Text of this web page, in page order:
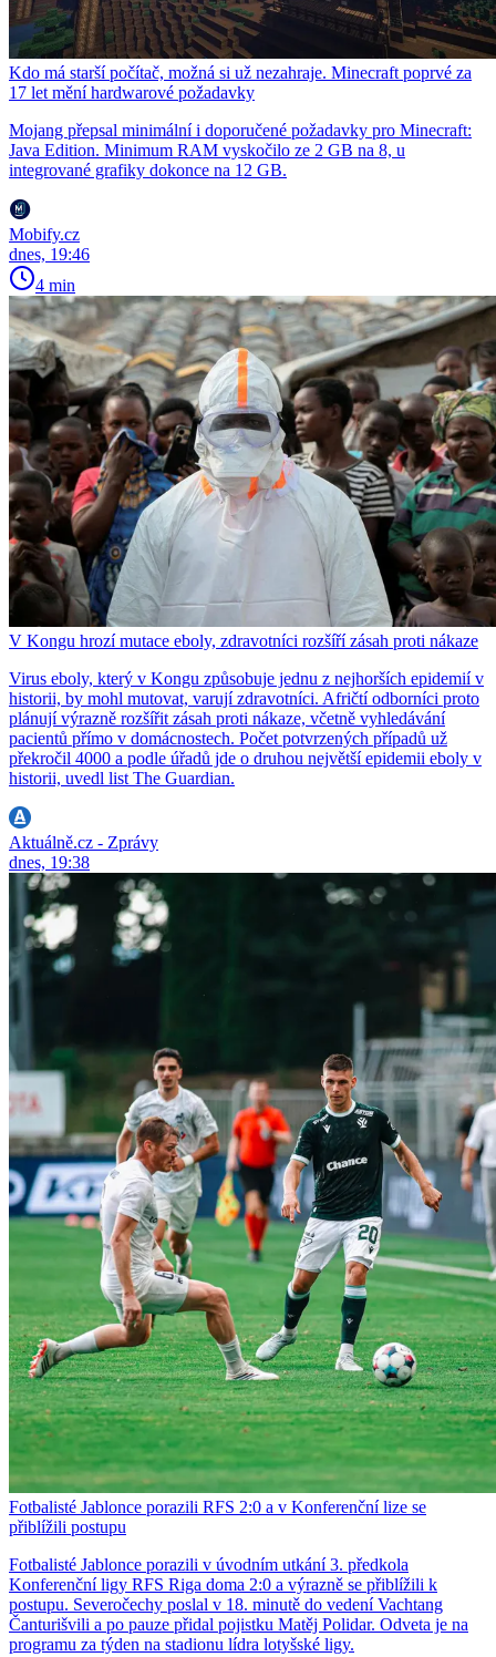
Kdo má starší počítač, možná si už nezahraje. Minecraft poprvé za
17 let mění hardwarové požadavky
Mojang přepsal minimální i doporučené požadavky pro Minecraft:
Java Edition. Minimum RAM vyskočilo ze 2 GB na 8, u
integrované grafiky dokonce na 12 GB.
Mobify.cz
dnes, 19:46
4 min
V Kongu hrozí mutace eboly, zdravotníci rozšíří zásah proti nákaze
Virus eboly, který v Kongu způsobuje jednu z nejhorších epidemií v
historii, by mohl mutovat, varují zdravotníci. Afričtí odborníci proto
plánují výrazně rozšířit zásah proti nákaze, včetně vyhledávání
pacientů přímo v domácnostech. Počet potvrzených případů už
překročil 4000 a podle úřadů jde o druhou největší epidemii eboly v
historii, uvedl list The Guardian.
Aktuálně.cz - Zprávy
dnes, 19:38
Fotbalisté Jablonce porazili RFS 2:0 a v Konferenční lize se
přiblížili postupu
Fotbalisté Jablonce porazili v úvodním utkání 3. předkola
Konferenční ligy RFS Riga doma 2:0 a výrazně se přiblížili k
postupu. Severočechy poslal v 18. minutě do vedení Vachtang
Čanturišvili a po pauze přidal pojistku Matěj Polidar. Odveta je na
programu za týden na stadionu lídra lotyšské ligy.